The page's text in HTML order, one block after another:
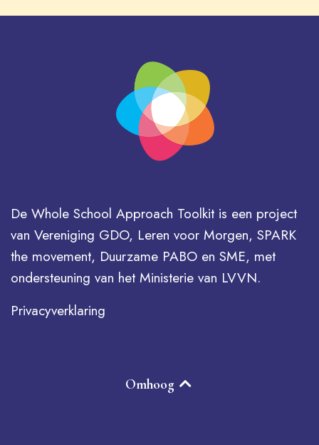
De Whole School Approach Toolkit is een project
van Vereniging GDO, Leren voor Morgen, SPARK
the movement, Duurzame PABO en SME, met
ondersteuning van het Ministerie van LVVN.
Privacyverklaring
Omhoog